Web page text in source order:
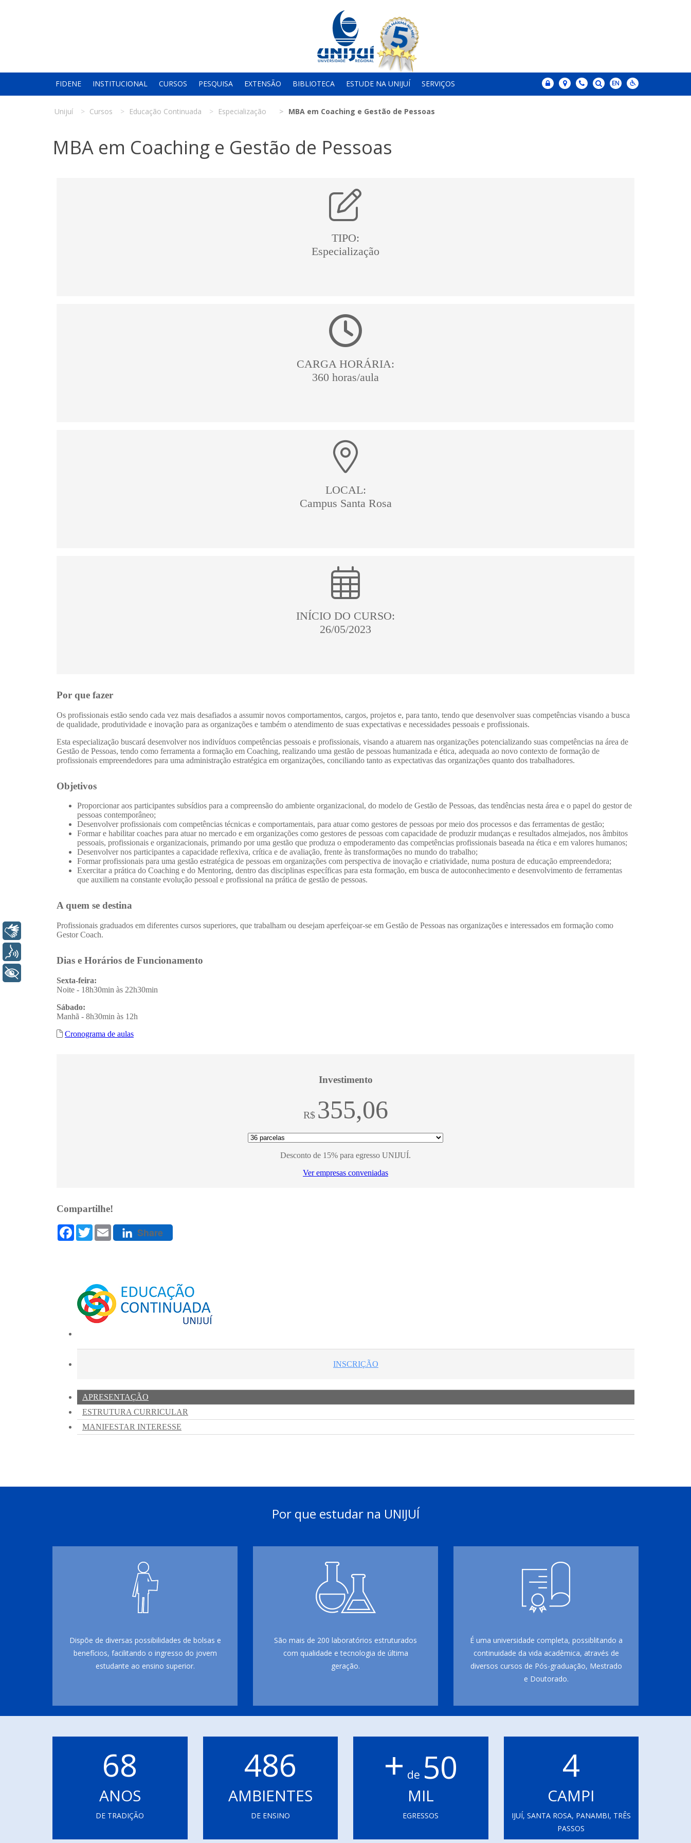
FIDENE INSTITUCIONAL CURSOS PESQUISA EXTENSÃO BIBLIOTECA ESTUDE NA UNIJUÍ SERVIÇOS
Unijuí Cursos Educação Continuada Especialização MBA em Coaching e Gestão de Pessoas
MBA em Coaching e Gestão de Pessoas
Por que estudar na UNIJUÍ
Dispõe de diversas possibilidades de bolsas e
benefícios, facilitando o ingresso do jovem
estudante ao ensino superior.
São mais de 200 laboratórios estruturados
com qualidade e tecnologia de última
geração.
É uma universidade completa, possiblitando a
continuidade da vida acadêmica, através de
diversos cursos de Pós-graduação, Mestrado
e Doutorado.
68
ANOS
DE TRADIÇÃO
486
AMBIENTES
DE ENSINO
+ de 50
MIL
EGRESSOS
4
CAMPI
IJUÍ, SANTA ROSA, PANAMBI, TRÊS
PASSOS